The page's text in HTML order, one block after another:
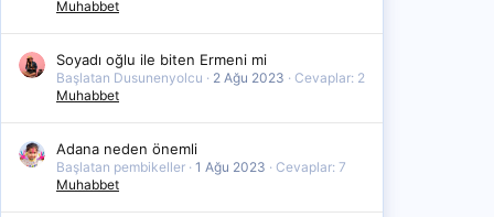
Muhabbet
Soyadı oğlu ile biten Ermeni mi
Başlatan Dusunenyolcu 2 Ağu 2023
Cevaplar: 2
Muhabbet
Adana neden önemli
Başlatan pembikeller 1 Ağu 2023
Cevaplar: 7
Muhabbet